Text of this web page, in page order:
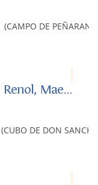
(CAMPO DE
Teatro: Fuga en Mi Renol, Maestro Ruiz y Miguelón
(CUBO DE DON